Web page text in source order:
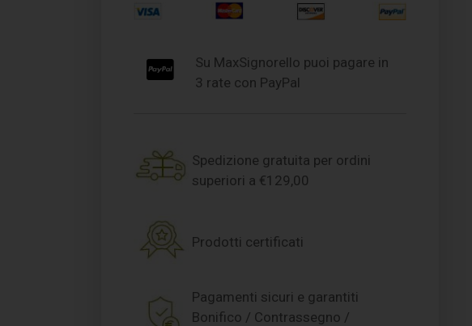
Su MaxSignorello puoi pagare in
3 rate con PayPal
Spedizione gratuita per ordini
superiori a €129,00
Prodotti certificati
Pagamenti sicuri e garantiti
Bonifico / Contrassegno /